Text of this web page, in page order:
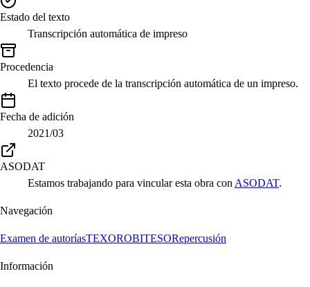
Estado del texto
Transcripción automática de impreso
Procedencia
El texto procede de la transcripción automática de un impreso.
Fecha de adición
2021/03
ASODAT
Estamos trabajando para vincular esta obra con ASODAT.
Navegación
Examen de autoríasTEXOROBITESORepercusión
Información